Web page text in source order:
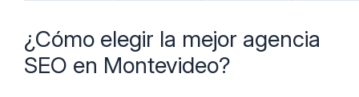
¿Cómo elegir la mejor agencia
SEO en Montevideo?